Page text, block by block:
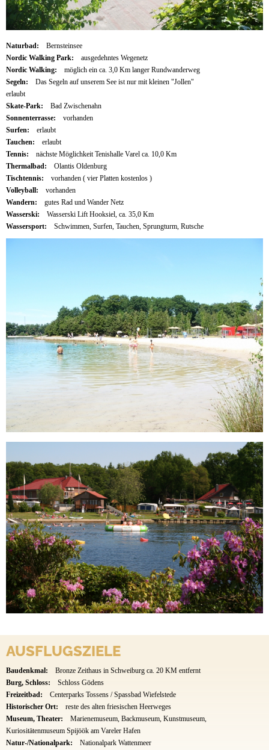
Naturbad:
Bernsteinsee
Nordic Walking Park:
ausgedehntes Wegenetz
Nordic Walking:
möglich ein ca. 3,0 Km langer Rundwanderweg
Segeln:
Das Segeln auf unserem See ist nur mit kleinen "Jollen"
erlaubt
Skate-Park:
Bad Zwischenahn
Sonnenterrasse:
vorhanden
Surfen:
erlaubt
Tauchen:
erlaubt
Tennis:
nächste Möglichkeit Tenishalle Varel ca. 10,0 Km
Thermalbad:
Olantis Oldenburg
Tischtennis:
vorhanden ( vier Platten kostenlos )
Volleyball:
vorhanden
Wandern:
gutes Rad und Wander Netz
Wasserski:
Wasserski Lift Hooksiel, ca. 35,0 Km
Wassersport:
Schwimmen, Surfen, Tauchen, Sprungturm, Rutsche
AUSFLUGSZIELE
Baudenkmal:
Bronze Zeithaus in Schweiburg ca. 20 KM entfernt
Burg, Schloss:
Schloss Gödens
Freizeitbad:
Centerparks Tossens / Spassbad Wiefelstede
Historischer Ort:
reste des alten friesischen Heerweges
Museum, Theater:
Marienemuseum, Backmuseum, Kunstmuseum,
Kuriositätenmuseum Spijöök am Vareler Hafen
Natur-/Nationalpark:
Nationalpark Wattenmeer